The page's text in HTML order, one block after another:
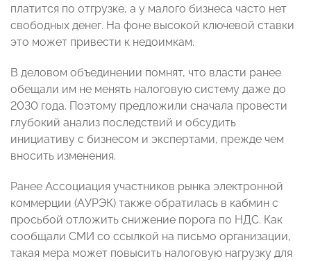
платится по отгрузке, а у малого бизнеса часто нет
свободных денег. На фоне высокой ключевой ставки
это может привести к недоимкам.
В деловом объединении помнят, что власти ранее
обещали им не менять налоговую систему даже до
2030 года. Поэтому предложили сначала провести
глубокий анализ последствий и обсудить
инициативу с бизнесом и экспертами, прежде чем
вносить изменения.
Ранее Ассоциация участников рынка электронной
коммерции (АУРЭК) также обратилась в кабмин с
просьбой отложить снижение порога по НДС. Как
сообщали СМИ со ссылкой на письмо организации,
такая мера может повысить налоговую нагрузку для